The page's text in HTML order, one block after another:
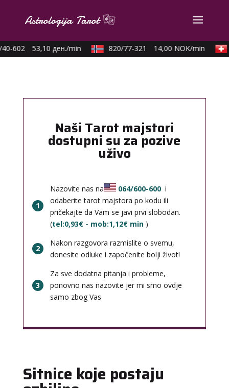
602 53,10 ден./min 820/77-321 14,00 NOK/min
Naši Tarot majstori
dostupni su za pozive
uživo
1
Nazovite nas na 064/600-600 i
odaberite tarot majstora po kodu ili
pričekajte da Vam se javi prvi slobodan.
(tel:0,93€ - mob:1,12€ min )
2
Nakon razgovora razmislite o svemu,
donesite odluke i započenite bolji život!
3
Za sve dodatna pitanja i probleme,
ponovno nas nazovite jer mi smo ovdje
samo zbog Vas
Sitnice koje postaju